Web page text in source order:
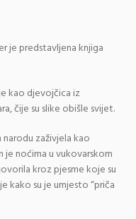
je predstavljena knjiga
kao djevojčica iz
čije su slike obišle svijet.
zaživjela kao
je noćima u vukovarskom
kroz pjesme koje su
kako su je umjesto “priča